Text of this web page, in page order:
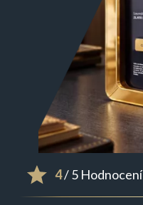
4/ 5 Hodnocení